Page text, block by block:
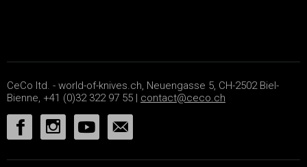
CeCo ltd. - world-of-knives.ch, Neuengasse 5, CH-2502 Biel-
Bienne, +41 (0)32 322 97 55 | contact@ceco.ch